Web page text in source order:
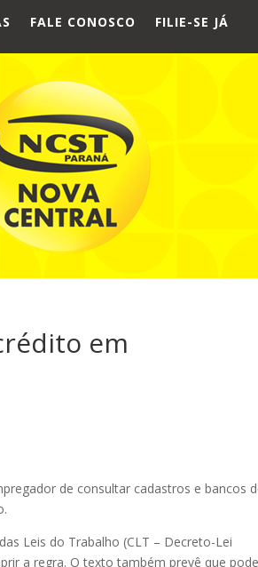
FALE CONOSCO FILIE-SE JÁ
em
de consultar cadastros e bancos
Leis do Trabalho (CLT – Decreto-Lei
a regra. O texto também prevê que pode